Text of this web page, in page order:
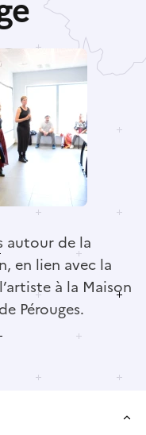
autour de la
en lien avec la
à la Maison
Pérouges.